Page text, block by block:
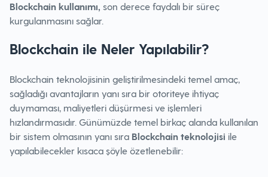
Blockchain kullanımı, son derece faydalı bir süreç
kurgulanmasını sağlar.
Blockchain ile Neler Yapılabilir?
Blockchain teknolojisinin geliştirilmesindeki temel amaç,
sağladığı avantajların yanı sıra bir otoriteye ihtiyaç
duymaması, maliyetleri düşürmesi ve işlemleri
hızlandırmasıdır. Günümüzde temel birkaç alanda kullanılan
bir sistem olmasının yanı sıra Blockchain teknolojisi ile
yapılabilecekler kısaca şöyle özetlenebilir: